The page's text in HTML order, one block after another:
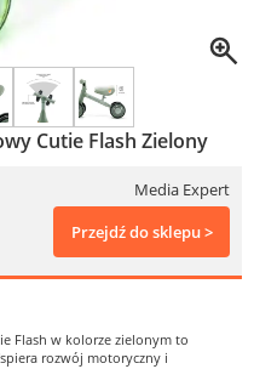
Cutie Flash Zielony
Media Expert
Przejdź do sklepu >
Flash w kolorze zielonym to
rozwój motoryczny i